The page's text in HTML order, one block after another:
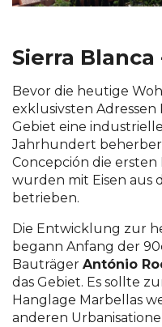
Sierra
Bevor die heutige
exklusivsten
Gebiet eine
Jahrhundert
Concepción die ersten
wurden mit Eisen aus
betrieben.
Die Entwicklung zur
begann Anfang der
Bauträger António
das Gebiet. Es sollte
Hanglage Marbellas
anderen